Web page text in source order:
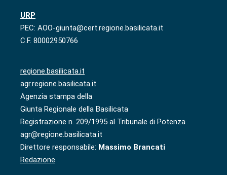
URP
PEC: AOO-giunta@cert.regione.basilicata.it
C.F. 80002950766
regione.basilicata.it
agr.regione.basilicata.it
Agenzia stampa della
Giunta Regionale della Basilicata
Registrazione n. 209/1995 al Tribunale di Potenza
agr@regione.basilicata.it
Direttore responsabile: Massimo Brancati
Redazione